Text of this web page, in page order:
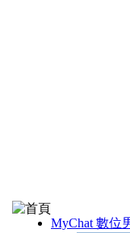
MyChat 數位